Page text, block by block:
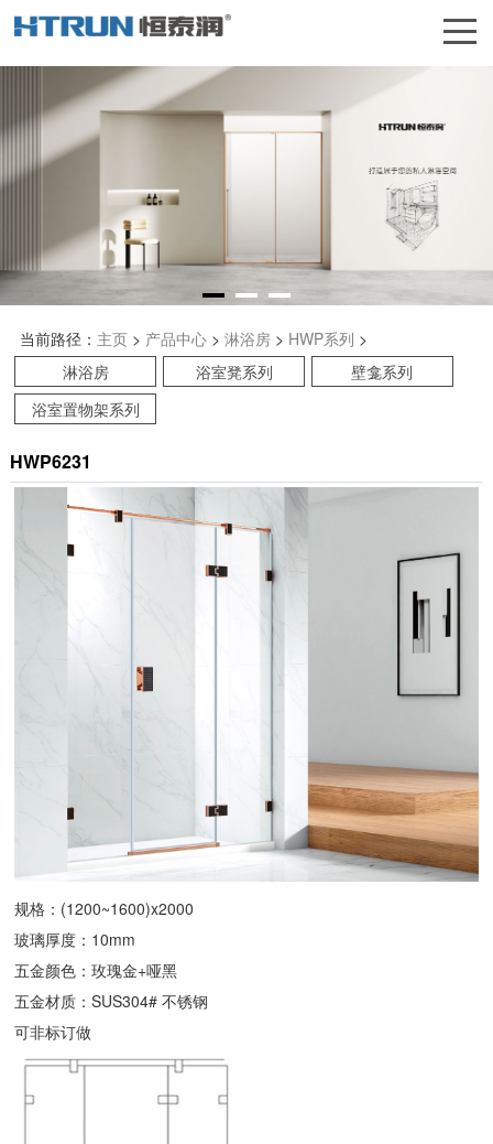
当前路径： 主页> 产品中心> 淋浴房> HWP系列 >
淋浴房
浴室凳系列
壁龛系列
浴室置物架系列
HWP6231
规格：(1200~1600)x2000
玻璃厚度：10mm
五金颜色：玫瑰金+哑黑
五金材质：SUS304# 不锈钢
可非标订做